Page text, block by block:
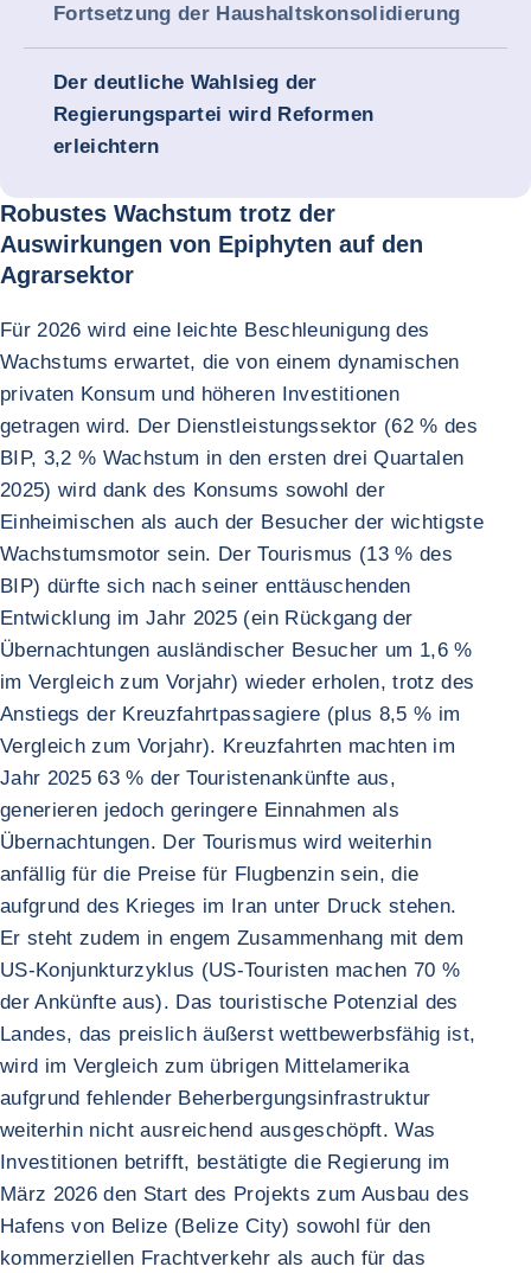
Fortsetzung der Haushaltskonsolidierung
Der deutliche Wahlsieg der
Regierungspartei wird Reformen
erleichtern
Robustes Wachstum trotz der
Auswirkungen von Epiphyten auf den
Agrarsektor
Für 2026 wird eine leichte Beschleunigung des
Wachstums erwartet, die von einem dynamischen
privaten Konsum und höheren Investitionen
getragen wird. Der Dienstleistungssektor (62 % des
BIP, 3,2 % Wachstum in den ersten drei Quartalen
2025) wird dank des Konsums sowohl der
Einheimischen als auch der Besucher der wichtigste
Wachstumsmotor sein. Der Tourismus (13 % des
BIP) dürfte sich nach seiner enttäuschenden
Entwicklung im Jahr 2025 (ein Rückgang der
Übernachtungen ausländischer Besucher um 1,6 %
im Vergleich zum Vorjahr) wieder erholen, trotz des
Anstiegs der Kreuzfahrtpassagiere (plus 8,5 % im
Vergleich zum Vorjahr). Kreuzfahrten machten im
Jahr 2025 63 % der Touristenankünfte aus,
generieren jedoch geringere Einnahmen als
Übernachtungen. Der Tourismus wird weiterhin
anfällig für die Preise für Flugbenzin sein, die
aufgrund des Krieges im Iran unter Druck stehen.
Er steht zudem in engem Zusammenhang mit dem
US-Konjunkturzyklus (US-Touristen machen 70 %
der Ankünfte aus). Das touristische Potenzial des
Landes, das preislich äußerst wettbewerbsfähig ist,
wird im Vergleich zum übrigen Mittelamerika
aufgrund fehlender Beherbergungsinfrastruktur
weiterhin nicht ausreichend ausgeschöpft. Was
Investitionen betrifft, bestätigte die Regierung im
März 2026 den Start des Projekts zum Ausbau des
Hafens von Belize (Belize City) sowohl für den
kommerziellen Frachtverkehr als auch für das